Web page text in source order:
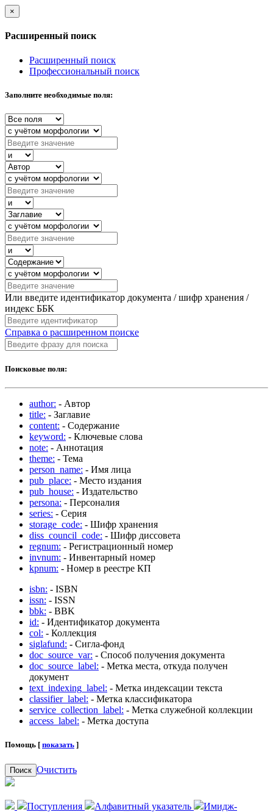
×
Расширенный поиск
Расширенный поиск
Профессиональный поиск
Заполните необходимые поля:
Или введите идентификатор документа / шифр хранения /
индекс ББК
Справка о расширенном поиске
Поисковые поля:
author: - Автор
title: - Заглавие
content: - Содержание
keyword: - Ключевые слова
note: - Аннотация
theme: - Тема
person_name: - Имя лица
pub_place: - Место издания
pub_house: - Издательство
persona: - Персоналия
series: - Серия
storage_code: - Шифр хранения
diss_council_code: - Шифр диссовета
regnum: - Регистрационный номер
invnum: - Инвентарный номер
kpnum: - Номер в реестре КП
isbn: - ISBN
issn: - ISSN
bbk: - BBK
id: - Идентификатор документа
col: - Коллекция
siglafund: - Сигла-фонд
doc_source_var: - Способ получения документа
doc_source_label: - Метка места, откуда получен
документ
text_indexing_label: - Метка индексации текста
classifier_label: - Метка классификатора
service_collection_label: - Метка служебной коллекции
access_label: - Метка доступа
Помощь [ показать ]
Поиск Очистить
Поступления Алфавитный указатель
Имидж-